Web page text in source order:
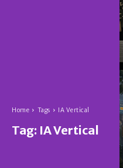
Home Tags IA Vertical
Tag: IA Vertical